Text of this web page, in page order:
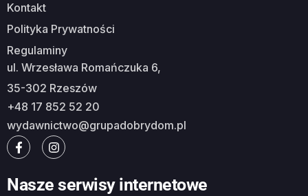
Kontakt
Polityka Prywatności
Regulaminy
ul. Wrzesława Romańczuka 6,
35-302 Rzeszów
+48 17 852 52 20
wydawnictwo@grupadobrydom.pl
Nasze serwisy internetowe